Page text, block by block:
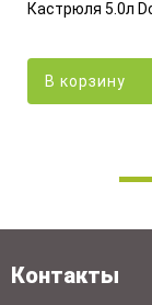
Кастрюля 5.0л
В корзину
Контакты